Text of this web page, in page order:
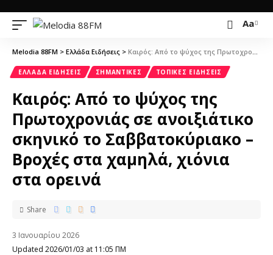
Aa
Melodia 88FM > Ελλάδα Ειδήσεις > Καιρός: Από το ψύχος της Πρωτοχρονιάς σε ανοιξιάτικο σκηνικό το Σαββατοκύριακο – Βροχές στα χαμηλά, χιόνια στα ορεινά
ΕΛΛΆΔΑ ΕΙΔΉΣΕΙΣ ΣΗΜΑΝΤΙΚΈΣ ΤΟΠΙΚΈΣ ΕΙΔΉΣΕΙΣ
Καιρός: Από το ψύχος της
Πρωτοχρονιάς σε ανοιξιάτικο
σκηνικό το Σαββατοκύριακο –
Βροχές στα χαμηλά, χιόνια
στα ορεινά
3 Ιανουαρίου 2026
Updated 2026/01/03 at 11:05 ΠΜ
Share